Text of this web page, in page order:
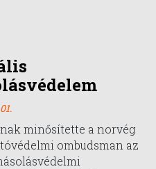
minősítette a norvég
ombudsman az